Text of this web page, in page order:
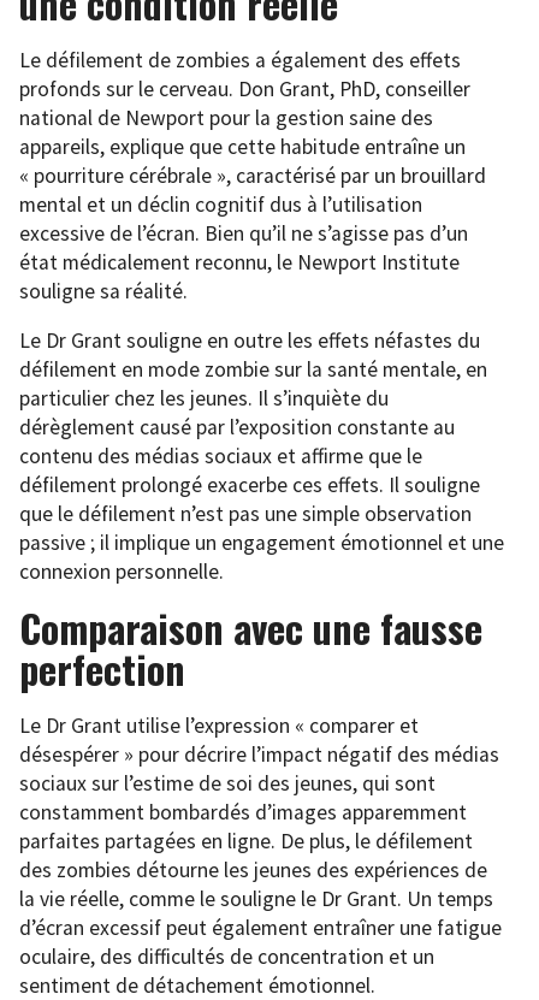
Le défilement de zombies a également des effets
profonds sur le cerveau. Don Grant, PhD, conseiller
national de Newport pour la gestion saine des
appareils, explique que cette habitude entraîne un
« pourriture cérébrale », caractérisé par un brouillard
mental et un déclin cognitif dus à l’utilisation
excessive de l’écran. Bien qu’il ne s’agisse pas d’un
état médicalement reconnu, le Newport Institute
souligne sa réalité.
Le Dr Grant souligne en outre les effets néfastes du
défilement en mode zombie sur la santé mentale, en
particulier chez les jeunes. Il s’inquiète du
dérèglement causé par l’exposition constante au
contenu des médias sociaux et affirme que le
défilement prolongé exacerbe ces effets. Il souligne
que le défilement n’est pas une simple observation
passive ; il implique un engagement émotionnel et une
connexion personnelle.
Comparaison avec une fausse
perfection
Le Dr Grant utilise l’expression « comparer et
désespérer » pour décrire l’impact négatif des médias
sociaux sur l’estime de soi des jeunes, qui sont
constamment bombardés d’images apparemment
parfaites partagées en ligne. De plus, le défilement
des zombies détourne les jeunes des expériences de
la vie réelle, comme le souligne le Dr Grant. Un temps
d’écran excessif peut également entraîner une fatigue
oculaire, des difficultés de concentration et un
sentiment de détachement émotionnel.